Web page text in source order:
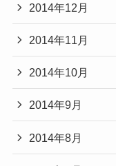
2014年12月
2014年11月
2014年10月
2014年9月
2014年8月